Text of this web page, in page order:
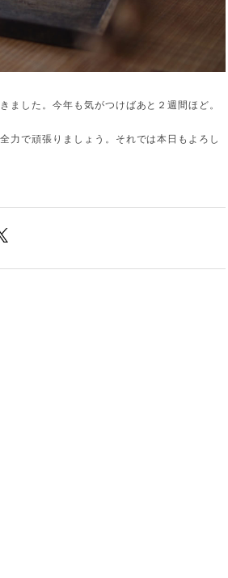
ました。今年も気がつけばあと２週間ほど。
力で頑張りましょう。それでは本日もよろし